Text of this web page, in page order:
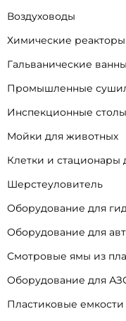
Воздуховоды
Химические реакторы
Гальванические ванны
Промышленные
Инспекционные столы
Мойки для животных
Клетки и стационары
Шерстеуловитель
Оборудование для
Оборудование для
Смотровые ямы из
Оборудование для
Пластиковые емкости